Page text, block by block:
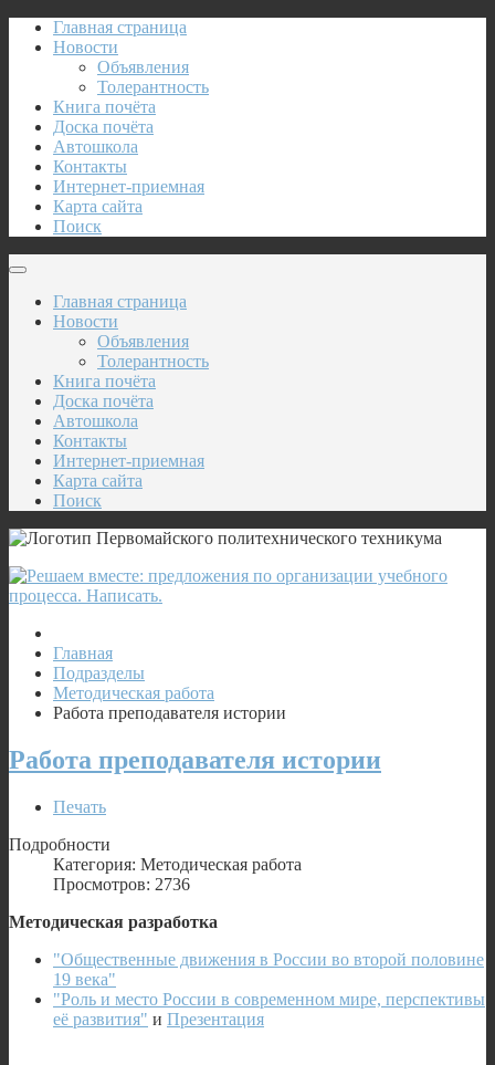
Главная страница
Новости
Объявления
Толерантность
Книга почёта
Доска почёта
Автошкола
Контакты
Интернет-приемная
Карта сайта
Поиск
Главная страница
Новости
Объявления
Толерантность
Книга почёта
Доска почёта
Автошкола
Контакты
Интернет-приемная
Карта сайта
Поиск
Главная
Подразделы
Методическая работа
Работа преподавателя истории
Работа преподавателя истории
Печать
Подробности
Категория: Методическая работа
Просмотров: 2736
Методическая разработка
"Общественные движения в России во второй половине
19 века"
"Роль и место России в современном мире, перспективы
её развития" и Презентация